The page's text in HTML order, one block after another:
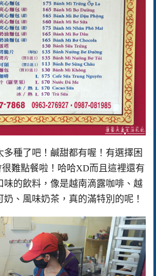
種了吧！鹹甜都有喔！有選擇困
難點餐啦！哈哈XD而且這裡還有
味的飲料，像是越南滴露咖啡、越
奶、風味奶茶，真的滿特別的呢！